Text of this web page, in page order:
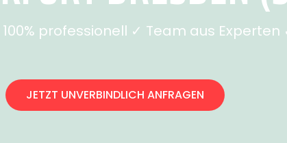
professionell ✓ Team aus
JETZT UNVERBINDLICH ANFRAGEN